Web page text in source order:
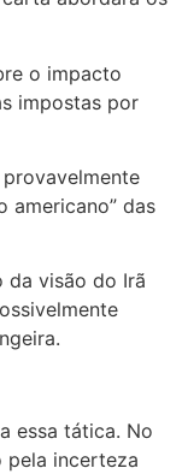
o impacto
impostas por
americano” das
da visão do Irã
essa tática. No
incerteza